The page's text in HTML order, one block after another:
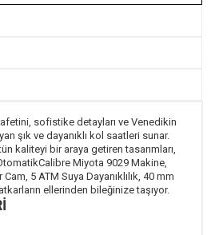
sofistike detayları ve Venedikin
şık ve dayanıklı kol saatleri sunar.
kaliteyi bir araya getiren tasarımları,
Miyota 9029 Makine,
5 ATM Suya Dayanıklılık, 40 mm
ellerinden bileğinize taşıyor.